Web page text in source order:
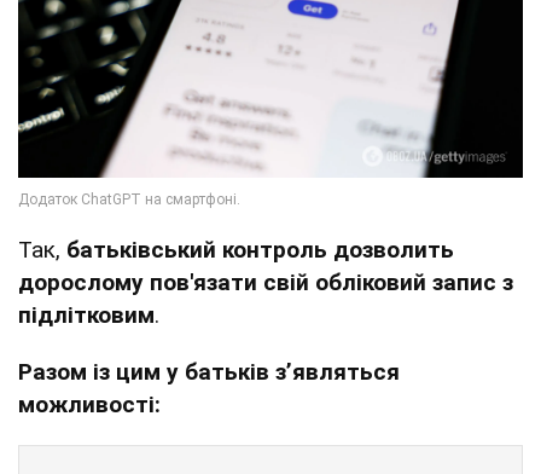
Так, батьківський контроль дозволить
дорослому пов'язати свій обліковий запис з
підлітковим.
Разом із цим у батьків з’являться
можливості: